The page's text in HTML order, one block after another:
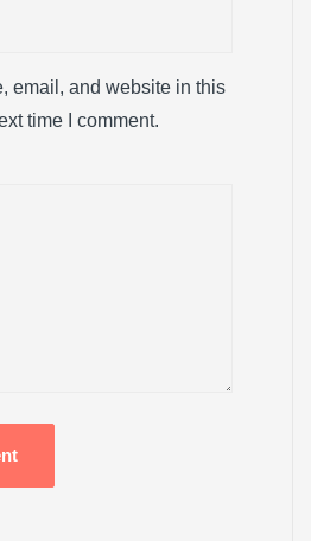
email, and website in this
time I comment.